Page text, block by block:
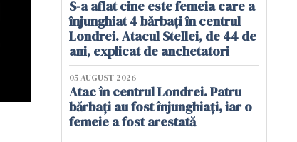
S-a aflat cine este femeia care a
înjunghiat 4 bărbați în centrul
Londrei. Atacul Stellei, de 44 de
ani, explicat de anchetatori
05 AUGUST 2026
Atac în centrul Londrei. Patru
bărbați au fost înjunghiați, iar o
femeie a fost arestată